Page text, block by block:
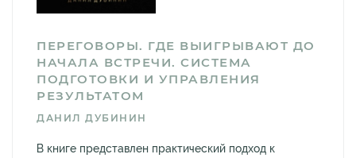
ПЕРЕГОВОРЫ. ГДЕ ВЫИГРЫВАЮТ ДО
НАЧАЛА ВСТРЕЧИ. СИСТЕМА
ПОДГОТОВКИ И УПРАВЛЕНИЯ
РЕЗУЛЬТАТОМ
ДАНИЛ ДУБИНИН
В книге представлен практический подход к